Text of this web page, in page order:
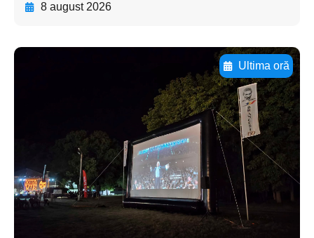
8 august 2026
Ultima oră
Adaugă aici textul pentru
subtitluAdaugă aici
textul pentru
subtitluAdaugă aici
textul pentru
subtitluAdaugă aici
textul pentru subti